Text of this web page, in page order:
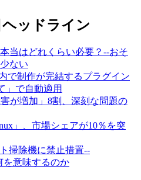
ヘッドライン
当はどれくらい必要？--おそ
ない
で制作が完結するプラグイン
」で自動適用
が増加」8割、深刻な問題の
」、市場シェアが10％を突
掃除機に禁止措置--
を意味するのか